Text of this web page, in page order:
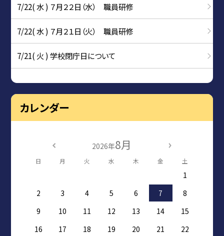
7/22( 水 ) ７月２２日（水） 職員研修
7/22( 水 ) ７月２１日（火） 職員研修
7/21( 火 ) 学校閉庁日について
カレンダー
2026年8月
日 月 火 水 木 金 土
1
2
3 4 5 6 7
8
9
10 11 12 13 14
15
16
17 18 19 20 21
22